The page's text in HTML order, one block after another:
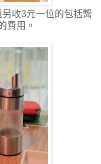
收3元一位的包括醬
費用。